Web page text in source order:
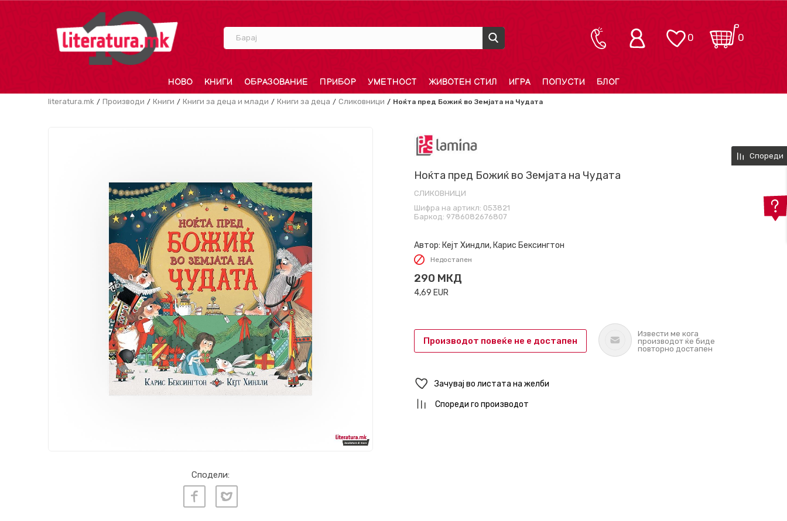
Барај 0
0
НОВО КНИГИ ОБРАЗОВАНИЕ ПРИБОР УМЕТНОСТ ЖИВОТЕН СТИЛ ИГРА ПОПУСТИ БЛОГ
literatura.mk Производи Книги Книги за деца и млади Книги за деца Сликовници Ноќта пред Божиќ во Земјата на Чудата
Сподели:
Ноќта пред Божиќ во Земјата на Чудата
СЛИКОВНИЦИ
Шифра на артикл: 053821
Баркод: 9786082676807
Автор: Кејт Хиндли, Карис Бексингтон
Недостапен
290 МКД
4,69 EUR
Производот повеќе не е достапен
Извести ме кога
производот ќе биде
повторно достапен
Зачувај во листата на желби
Спореди го производот
Спореди